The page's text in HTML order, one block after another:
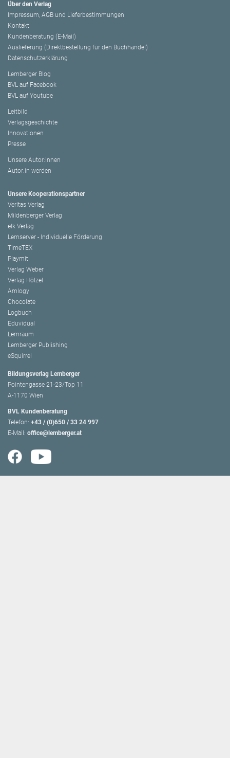
Über den Verlag
Impressum, AGB und Lieferbestimmungen
Kontakt
Kundenberatung (E-Mail)
Auslieferung (Direktbestellung für den Buchhandel)
Datenschutzerklärung
Lemberger Blog
BVL auf Facebook
BVL auf Youtube
Leitbild
Verlagsgeschichte
Innovationen
Presse
Unsere Autor:innen
Autor:in werden
Unsere Kooperationspartner
Veritas Verlag
Mildenberger Verlag
elk Verlag
Lernserver - Individuelle Förderung
TimeTEX
Playmit
Verlag Weber
Verlag Hölzel
Amlogy
Chocolate
Logbuch
Eduvidual
Lernraum
Lemberger Publishing
eSquirrel
Bildungsverlag Lemberger
Pointengasse 21-23/Top 11
A-1170 Wien
BVL Kundenberatung
Telefon: +43 / (0)650 / 33 24 997
E-Mail: office@lemberger.at